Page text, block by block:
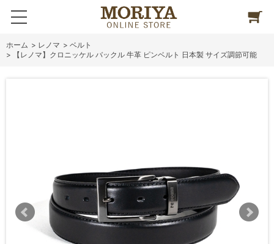
ホーム > レノマ > ベルト
>
【レノマ】クロニッケル バックル 牛革 ピンベルト 日本製 サイズ調節可能